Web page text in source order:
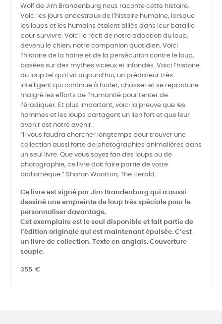
Wolf de Jim Brandenburg nous raconte cette histoire.
Voici les jours ancestraux de l’histoire humaine, lorsque
les loups et les humains étaient alliés dans leur bataille
pour survivre. Voici le récit de notre adoption du loup,
devenu le chien, notre companion quotidien. Voici
l’histoire de la haine et de la persécution contre le loup,
basées sur des mythes vicieux et infondés. Voici l’histoire
du loup tel qu’il vit aujourd’hui, un prédateur très
intelligent qui continue à hurler, chasser et se reproduire
malgré les efforts de l’humanité pour tenter de
l’éradiquer. Et plus important, voici la preuve que les
hommes et les loups partagent un lien fort et que leur
avenir est notre avenir.
“Il vous faudra chercher longtemps pour trouver une
collection aussi forte de photographies animalières dans
un seul livre. Que vous soyez fan des loups ou de
photographie, ce livre doit faire partie de votre
bibliothèque.” Sharon Wootton, The Herald.
Ce livre est signé par Jim Brandenburg qui a aussi
dessiné une empreinte de loup très spéciale pour le
personnaliser davantage.
Cet exemplaire est le seul disponible et fait partie de
l’édition originale qui est maintenant épuisée. C’est
un livre de collection. Texte en anglais. Couverture
souple.
355 €